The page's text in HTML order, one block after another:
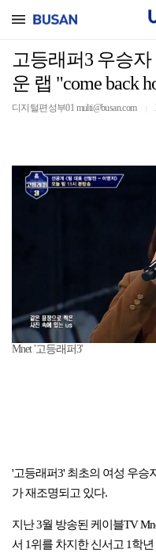
고등래퍼3 우승
운 랩 "come back
디지털편성부01 multi@busan.com
Mnet '고등래퍼3'
'고등래퍼3' 최초의 여성 우승
가 재조명되고 있다.
지난 3월 방송된 케이블TV
서 1위를 차지한 신서고 1학